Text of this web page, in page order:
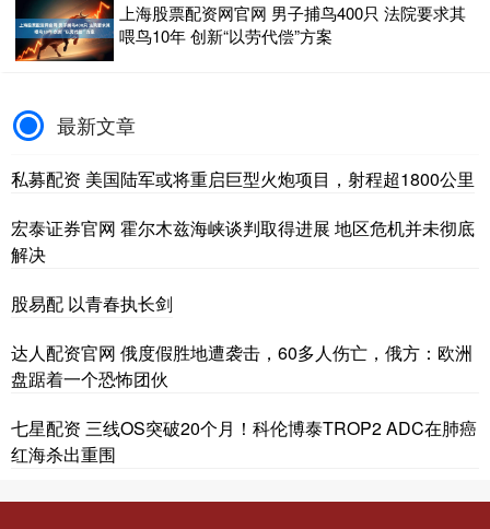
上海股票配资网官网 男子捕鸟400只 法院要求其
喂鸟10年 创新“以劳代偿”方案
最新文章
私募配资 美国陆军或将重启巨型火炮项目，射程超1800公里
宏泰证券官网 霍尔木兹海峡谈判取得进展 地区危机并未彻底
解决
股易配 以青春执长剑
达人配资官网 俄度假胜地遭袭击，60多人伤亡，俄方：欧洲
盘踞着一个恐怖团伙
七星配资 三线OS突破20个月！科伦博泰TROP2 ADC在肺癌
红海杀出重围